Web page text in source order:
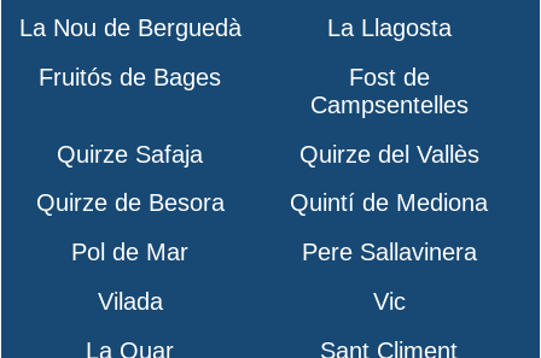
La Nou de Berguedà
La Llagosta
Fruitós de Bages
Fost de
Campsentelles
Quirze Safaja
Quirze del Vallès
Quirze de Besora
Quintí de Mediona
Pol de Mar
Pere Sallavinera
Vilada
Vic
La Quar
Sant Climent